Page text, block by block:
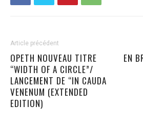
Article précédent
OPETH NOUVEAU TITRE
“WIDTH OF A CIRCLE”/
LANCEMENT DE “IN CAUDA
VENENUM (EXTENDED
EDITION)
EN